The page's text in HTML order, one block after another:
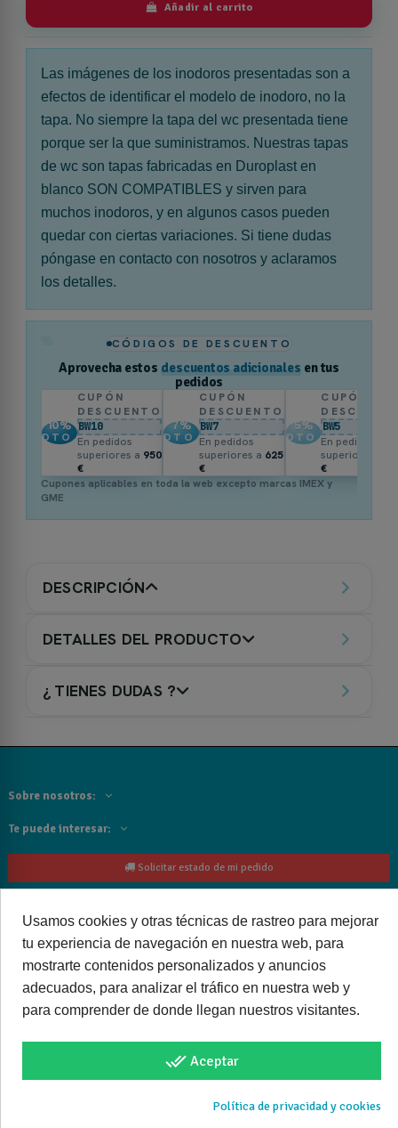
Añadir al carrito
Las imágenes de los inodoros presentadas son a
efectos de identificar el modelo de inodoro, no la
tapa. No siempre la tapa del wc presentada tiene
porque ser la que suministramos. Nuestras tapas
de wc son tapas fabricadas en Duroplast en
blanco SON COMPATIBLES y sirven para
muchos inodoros, y en algunos casos pueden
quedar con ciertas variaciones. Si tiene dudas
póngase en contacto con nosotros y aclaramos
los detalles.
CÓDIGOS DE DESCUENTO
Aprovecha estos descuentos adicionales en tus
pedidos
10%
DTO.
CUPÓN
DESCUENTO
BW10
En pedidos
superiores a 950
€
7%
DTO.
CUPÓN
DESCUENTO
BW7
En pedidos
superiores a 625
€
5%
DTO.
CUPÓN
BW5
En pedidos
superiores a
€
Cupones aplicables en toda la web excepto marcas IMEX y
GME
DESCRIPCIÓN
DETALLES DEL PRODUCTO
¿ TIENES DUDAS ?
Sobre nosotros:
Te puede interesar:
Solicitar estado de mi pedido
Siguenos
Cancelar o devolver un pedido
Usamos cookies y otras técnicas de rastreo para mejorar
tu experiencia de navegación en nuestra web, para
mostrarte contenidos personalizados y anuncios
adecuados, para analizar el tráfico en nuestra web y
para comprender de donde llegan nuestros visitantes.
done_all Aceptar
Política de privacidad y cookies